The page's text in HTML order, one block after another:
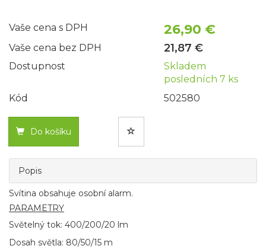
Vaše cena s DPH 26,90 €
Vaše cena bez DPH 21,87 €
Dostupnost
Skladem
posledních 7 ks
Kód
502580
Do košíku
Popis
Svítina obsahuje osobní alarm.
PARAMETRY
Světelný tok: 400/200/20 lm
Dosah světla: 80/50/15 m